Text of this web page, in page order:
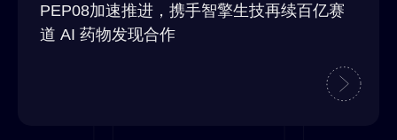
PEP08加速推进，携手智擎生技再续百亿赛
道 AI 药物发现合作